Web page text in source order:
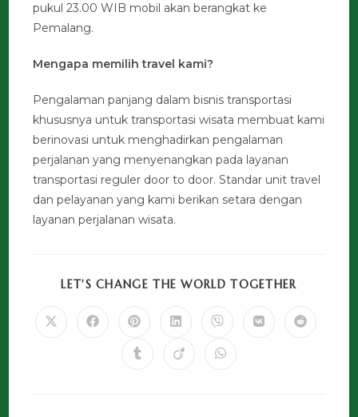
pukul 23.00 WIB mobil akan berangkat ke
Pemalang.
Mengapa memilih travel kami?
Pengalaman panjang dalam bisnis transportasi
khususnya untuk transportasi wisata membuat kami
berinovasi untuk menghadirkan pengalaman
perjalanan yang menyenangkan pada layanan
transportasi reguler door to door. Standar unit travel
dan pelayanan yang kami berikan setara dengan
layanan perjalanan wisata.
LET'S CHANGE THE WORLD TOGETHER